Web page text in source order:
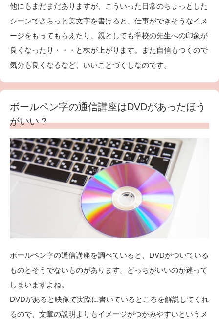
他にもまだまだありますが、こういった日常のちょっとした
シーンでさらっと美文字を書けると、仕事ができそうなイメ
ージをもってもらえたり、親としても学校の先生への印象が
良くなったり・・・と株が上がります。また自信もつくので
気分も良くなるなど、いいことづくしなのです。
ボールペン字の通信講座はDVDがあったほう
がいい？
ボールペン字の通信講座を調べていると、DVDがついている
ものとそうでないものがあります。どっちがいいのか迷って
しまいますよね。
DVDがあると映像で実際に書いているところを解説してくれ
るので、文章の説明よりもイメージがつかみやすいというメ